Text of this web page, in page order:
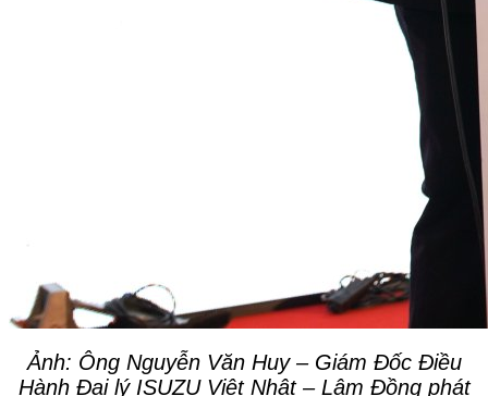
Ảnh: Ông Nguyễn Văn Huy – Giám Đốc Điều
Hành Đại lý ISUZU Việt Nhật – Lâm Đồng phát